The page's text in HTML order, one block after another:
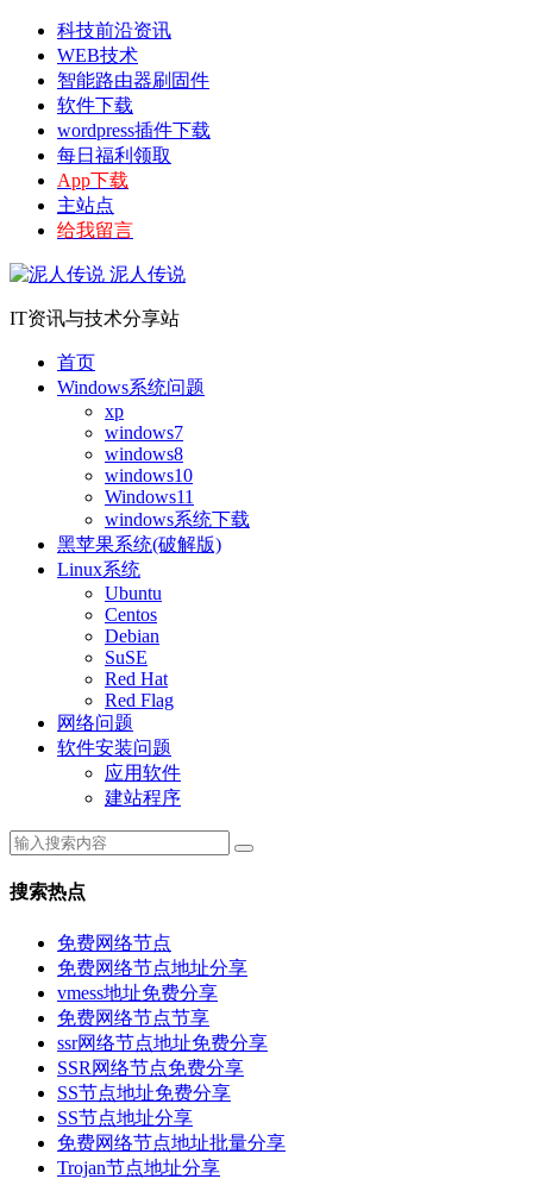
科技前沿资讯
WEB技术
智能路由器刷固件
软件下载
wordpress插件下载
每日福利领取
App下载
主站点
给我留言
泥人传说
IT资讯与技术分享站
首页
Windows系统问题
xp
windows7
windows8
windows10
Windows11
windows系统下载
黑苹果系统(破解版)
Linux系统
Ubuntu
Centos
Debian
SuSE
Red Hat
Red Flag
网络问题
软件安装问题
应用软件
建站程序
搜索热点
免费网络节点
免费网络节点地址分享
vmess地址免费分享
免费网络节点节享
ssr网络节点地址免费分享
SSR网络节点免费分享
SS节点地址免费分享
SS节点地址分享
免费网络节点地址批量分享
Trojan节点地址分享